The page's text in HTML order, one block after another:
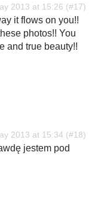
2013 at 15:26
it flows on you!!
photos!! You
and true beauty!!
2013 at 15:34
jestem pod